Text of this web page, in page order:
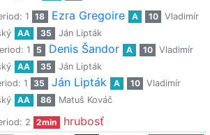
1 18 Ezra Gregoire A 10
Vladimír
AA 35
Ján Lipták
1 5 Denis Šandor A 10
Vladimír
AA 35
Ján Lipták
1 35 Ján Lipták A 10
Vladimír
AA 86 Matuš Kováč
2 2min
hrubosť